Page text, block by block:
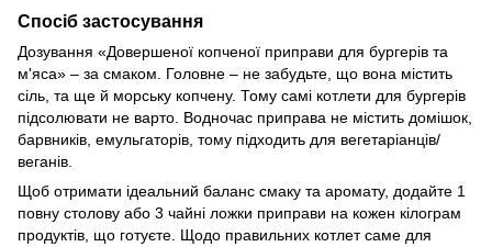
Спосіб застосування
Дозування «Довершеної копченої приправи для бургерів та
м'яса» – за смаком. Головне – не забудьте, що вона містить
сіль, та ще й морську копчену. Тому самі котлети для бургерів
підсолювати не варто. Водночас приправа не містить домішок,
барвників, емульгаторів, тому підходить для вегетаріанців/
веганів.
Щоб отримати ідеальний баланс смаку та аромату, додайте 1
повну столову або 3 чайні ложки приправи на кожен кілограм
продуктів, що готуєте. Щодо правильних котлет саме для